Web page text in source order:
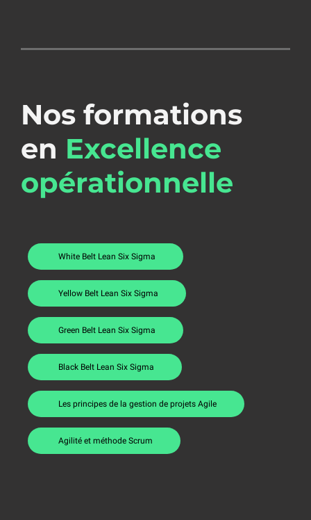
Nos formations
en Excellence
opérationnelle
White Belt Lean Six Sigma
Yellow Belt Lean Six Sigma
Green Belt Lean Six Sigma
Black Belt Lean Six Sigma
Les principes de la gestion de projets Agile
Agilité et méthode Scrum